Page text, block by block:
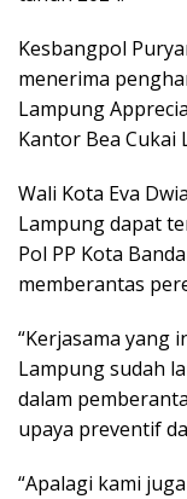
Kesbangpol
menerima
Lampung
Kantor Bea Cukai
Wali Kota Eva
Lampung dapat
Pol PP Kota
memberantas
“Kerjasama yang
Lampung sudah
dalam
upaya preventif
“Apalagi kami